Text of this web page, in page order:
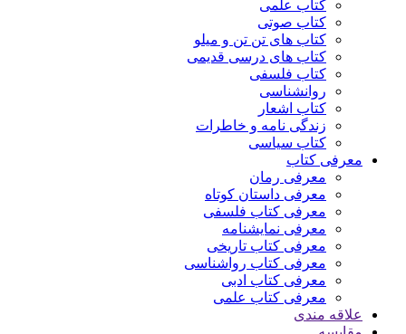
کتاب علمی
کتاب صوتی
کتاب های تن تن و میلو
کتاب های درسی قدیمی
کتاب فلسفی
روانشناسی
کتاب اشعار
زندگی نامه و خاطرات
کتاب سیاسی
معرفی کتاب
معرفی رمان
معرفی داستان کوتاه
معرفی کتاب فلسفی
معرفی نمایشنامه
معرفی کتاب تاریخی
معرفی کتاب رواشناسی
معرفی کتاب ادبی
معرفی کتاب علمی
علاقه مندی